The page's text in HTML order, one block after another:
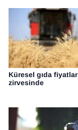
Küresel gıda
zirvesinde